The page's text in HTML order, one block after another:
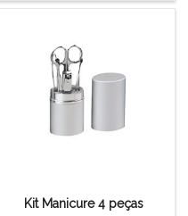
Kit Manicure 4 peças